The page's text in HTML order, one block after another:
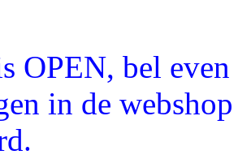
OPEN, bel
in de